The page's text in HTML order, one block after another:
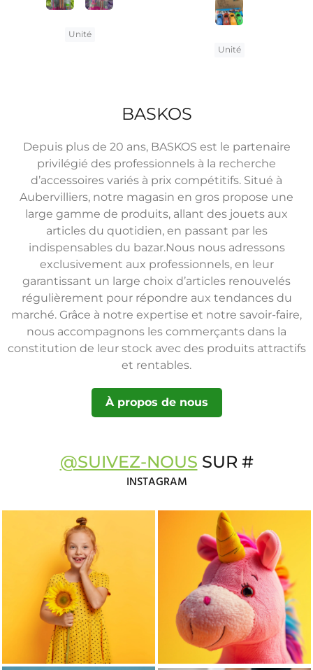
Unité
Unité
BASKOS
Depuis plus de 20 ans, BASKOS est le partenaire
privilégié des professionnels à la recherche
d’accessoires variés à prix compétitifs. Situé à
Aubervilliers, notre magasin en gros propose une
large gamme de produits, allant des jouets aux
articles du quotidien, en passant par les
indispensables du bazar.Nous nous adressons
exclusivement aux professionnels, en leur
garantissant un large choix d’articles renouvelés
régulièrement pour répondre aux tendances du
marché. Grâce à notre expertise et notre savoir-faire,
nous accompagnons les commerçants dans la
constitution de leur stock avec des produits attractifs
et rentables.
À propos de nous
@SUIVEZ-NOUS SUR #
INSTAGRAM